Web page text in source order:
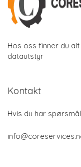
Hos oss finner du
datautstyr
Kontakt
Hvis du har